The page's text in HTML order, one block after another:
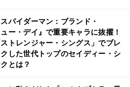
スパイダーマン：ブランド・
ー・デイ』で重要キャラに抜擢！
ストレンジャー・シングス」でブレ
した世代トップのセイディー・シ
とは？